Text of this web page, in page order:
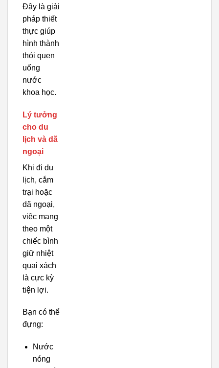
Đây là giải
pháp thiết
thực giúp
hình thành
thói quen
uống
nước
khoa học.
Lý tưởng
cho du
lịch và dã
ngoại
Khi đi du
lịch, cắm
trại hoặc
dã ngoại,
việc mang
theo một
chiếc bình
giữ nhiệt
quai xách
là cực kỳ
tiện lợi.
Bạn có thể
đựng:
Nước
nóng